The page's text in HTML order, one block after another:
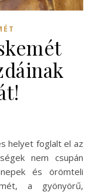
nem csupán
és örömteli
a gyönyörű,